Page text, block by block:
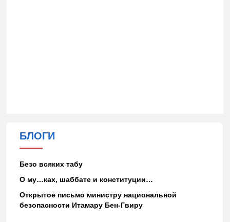
БЛОГИ
Безо всяких табу
О му…ках, шаббате и конституции…
Открытое письмо министру национальной
безопасности Итамару Бен-Гвиру